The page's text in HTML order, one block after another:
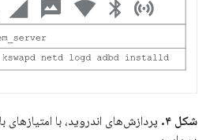
شکل ۴.
پردازش‌های اندروید، با امتیازهای